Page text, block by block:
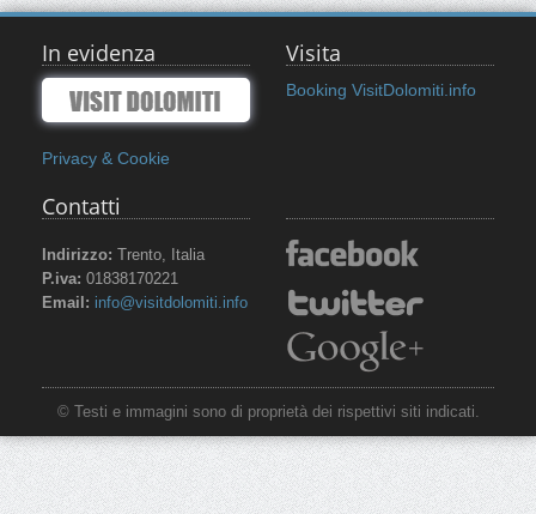
In evidenza
Privacy & Cookie
Visita
Booking VisitDolomiti.info
Contatti
Indirizzo: Trento, Italia
P.iva: 01838170221
Email: info@visitdolomiti.info
© Testi e immagini sono di proprietà dei rispettivi siti indicati.